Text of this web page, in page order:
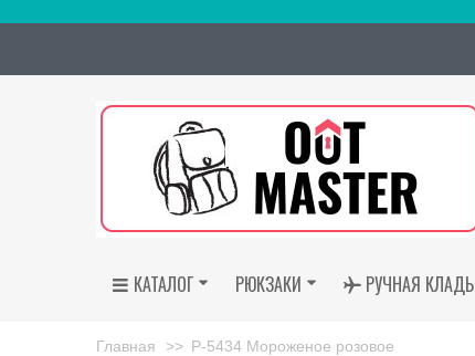
КАТАЛОГ РЮКЗАКИ РУЧНАЯ КЛАДЬ
Главная >> Р-5434 Мороженое розовое